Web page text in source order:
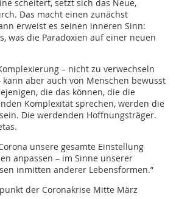
scheitert, setzt sich das Neue,
Das macht einen zunächst
erweist es seinen inneren Sinn:
was die Paradoxien auf einer neuen
– nicht zu verwechseln
aber auch von Menschen bewusst
die das können, die die
Komplexität sprechen, werden die
Die werdenden Hoffnungsträger.
unsere gesamte Einstellung
anpassen – im Sinne unserer
inmitten anderer Lebensformen.”
der Coronakrise Mitte März